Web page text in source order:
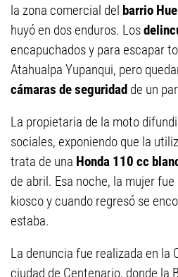
la zona comercial del barrio
huyó en dos enduros. Los
encapuchados y para escapar
Atahualpa Yupanqui, pero
cámaras de seguridad de un
La propietaria de la moto
sociales, exponiendo que la
trata de una Honda 110 cc
de abril. Esa noche, la mujer
kiosco y cuando regresó se
estaba.
La denuncia fue realizada en la
ciudad de Centenario, donde la